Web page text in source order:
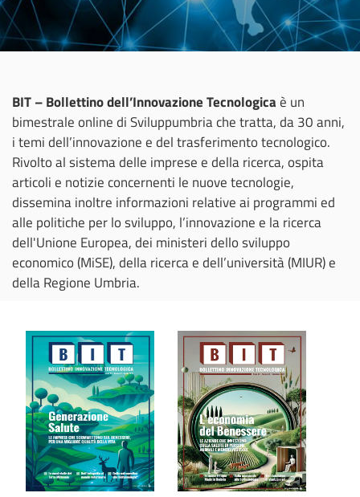
BIT – Bollettino dell’Innovazione Tecnologicaè un
bimestrale online di Sviluppumbria che tratta, da 30 anni,
i temi dell’innovazione e del trasferimento tecnologico.
Rivolto al sistema delle imprese e della ricerca, ospita
articoli e notizie concernenti le nuove tecnologie,
dissemina inoltre informazioni relative ai programmi ed
alle politiche per lo sviluppo, l’innovazione e la ricerca
dell'Unione Europea, dei ministeri dello sviluppo
economico (MiSE), della ricerca e dell’università (MIUR) e
della Regione Umbria.